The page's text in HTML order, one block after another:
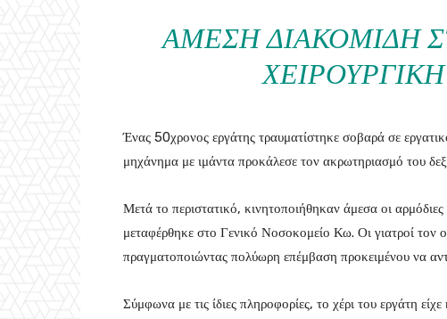
ΆΜΕΣΗ ΔΙΑΚΟΜΙΔΉ
Ένας 50χρονος εργάτης τραυματίστηκε σοβαρά σε
μηχάνημα με ιμάντα προκάλεσε τον ακρωτηριασμό του
Μετά το περιστατικό, κινητοποιήθηκαν άμεσα οι
μεταφέρθηκε στο Γενικό Νοσοκομείο Κω. Οι γιατροί τον
πραγματοποιώντας πολύωρη επέμβαση προκειμένου να
Σύμφωνα με τις ίδιες πληροφορίες, το χέρι του εργάτη